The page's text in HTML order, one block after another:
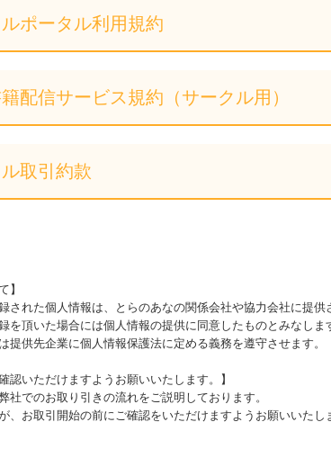
ポータル利用規約
配信サービス規約（サークル用）
取引約款
】
された個人情報は、とらのあなの関係会社や協力会社に提供
を頂いた場合には個人情報の提供に同意したものとみなしま
提供先企業に個人情報保護法に定める義務を遵守させます。
認いただけますようお願いいたします。】
社でのお取り引きの流れをご説明しております。
、お取引開始の前にご確認をいただけますようお願いいたし